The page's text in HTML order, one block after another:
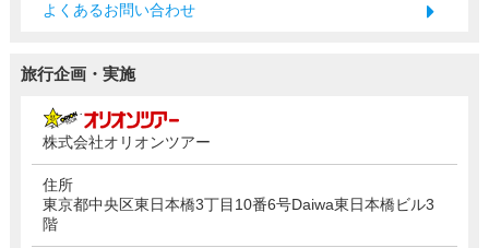
よくあるお問い合わせ
旅行企画・実施
株式会社オリオンツアー
住所
東京都中央区東日本橋3丁目10番6号Daiwa東日本橋ビル3
階